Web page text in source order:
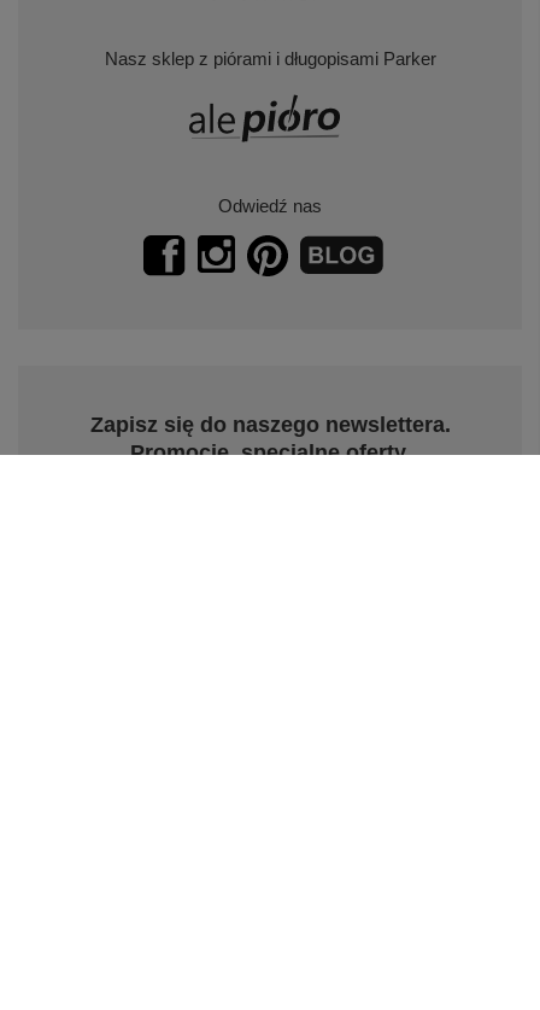
Nasz sklep z piórami i długopisami Parker
Odwiedź nas
Zapisz się do naszego newslettera.
Promocje, specjalne oferty.